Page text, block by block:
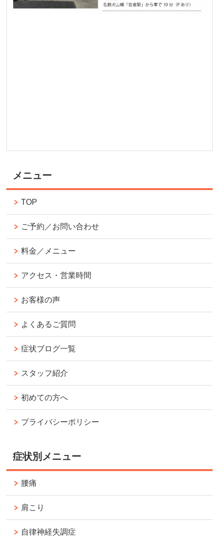
メニュー
TOP
ご予約／お問い合わせ
料金／メニュー
アクセス・営業時間
お客様の声
よくあるご質問
症状ブログ一覧
スタッフ紹介
初めての方へ
プライバシーポリシー
症状別メニュー
腰痛
肩こり
自律神経失調症